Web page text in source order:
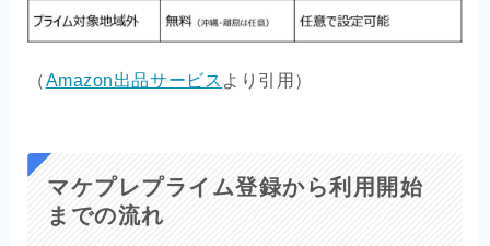
（Amazon出品サービス より引用）
マケプレプライム登録から利用開始
までの流れ